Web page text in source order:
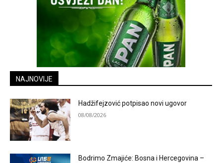
NAJNOVIJE
Hadžifejzović potpisao novi ugovor
08/08/2026
Bodrimo Zmajiće: Bosna i Hercegovina –